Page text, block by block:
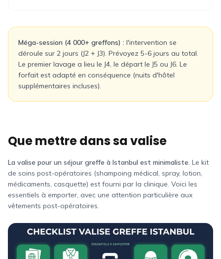
Méga-session (4 000+ greffons) : l'intervention se
déroule sur 2 jours (J2 + J3). Prévoyez 5-6 jours au total.
Le premier lavage a lieu le J4, le départ le J5 ou J6. Le
forfait est adapté en conséquence (nuits d'hôtel
supplémentaires incluses).
Que mettre dans sa valise
La valise pour un séjour greffe à Istanbul est minimaliste. Le kit
de soins post-opératoires (shampoing médical, spray, lotion,
médicaments, casquette) est fourni par la clinique. Voici les
essentiels à emporter, avec une attention particulière aux
vêtements post-opératoires.